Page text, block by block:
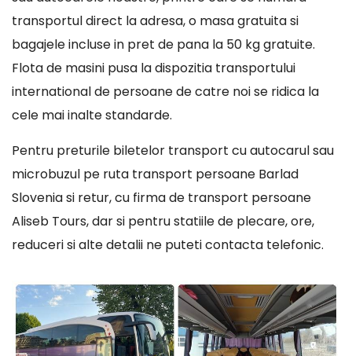
transportul direct la adresa, o masa gratuita si
bagajele incluse in pret de pana la 50 kg gratuite.
Flota de masini pusa la dispozitia transportului
international de persoane de catre noi se ridica la
cele mai inalte standarde.
Pentru preturile biletelor transport cu autocarul sau
microbuzul pe ruta transport persoane Barlad
Slovenia si retur, cu firma de transport persoane
Aliseb Tours, dar si pentru statiile de plecare, ore,
reduceri si alte detalii ne puteti contacta telefonic.